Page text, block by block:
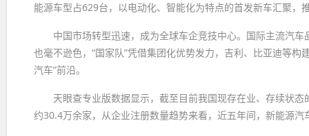
能源车型占629台，以电动化、智能化为特点的首发新车汇聚，
中国市场转型迅速，成为全球车企竞技中心。国际主流汽
也毫不逊色，“国家队”凭借集团化优势发力，吉利、比亚迪等
汽车”前沿。
天眼查专业版数据显示，截至目前我国现存在业、存续状
约30.4万余家，从企业注册数量趋势来看，近五年间，新能源